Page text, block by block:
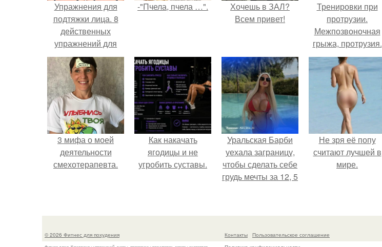
Упражнения для
подтяжки лица. 8
действенных
упражнений для
подтяжки овала
лица.
-"Пчела, пчела …".
Хочешь в ЗАЛ?
Всем привет!
Тренировки при
протрузии.
Межпозвоночная
грыжа, протрузия.
3 мифа о моей
деятельности
смехотерапевта.
Как накачать
ягодицы и не
угробить суставы.
Уральская Барби
уехала заграницу,
чтобы сделать себе
грудь мечты за 12, 5
Не зря её попу
считают лучшей в
мире.
© 2026 Фитнес для похудения Контакты
Пользовательское соглашение